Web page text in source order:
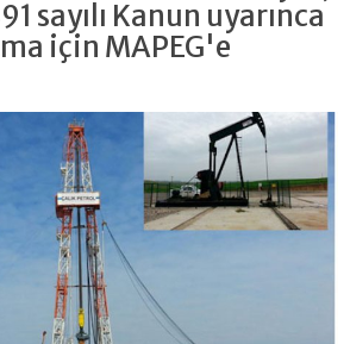
sayılı Kanun uyarınca
için MAPEG'e